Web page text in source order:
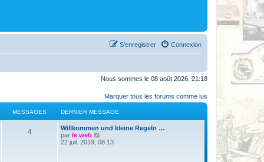
Connexion
S’enregistrer
Nous sommes le 08 août 2026, 21:18
Marquer tous les forums comme lus
MESSAGES DERNIER MESSAGE
4
Willkommen und kleine Regeln …
par le web
o
22 juil. 2019, 08:13